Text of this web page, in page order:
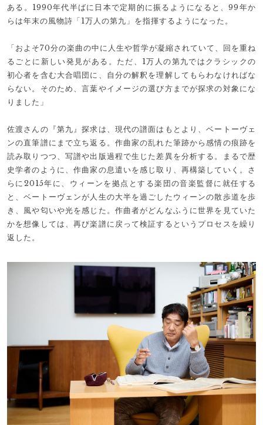
ある。1990年代半ばに日本で定期的に振るようになると、99年か
らは年末の風物詩「1万人の第九」を指揮するようになった。
「およそ70分の楽曲の中に人生や哲学が凝縮されていて、回を重ね
るごとに新しい発見がある。ただ、1万人の第九ではクラシックの
初心者を含む大合唱団に、自分の解釈を理解してもらわなければな
らない。そのため、言葉やイメージの選び方までが探求の対象にな
りました」
佐渡さんの『第九』探求は、現代の譜面はもとより、ベートーヴェ
ンの直筆譜にまで立ち返る。作曲家の乱れた筆跡から感情の痕跡を
読み取りつつ、写譜や出版過程で生じた差異を分析する。まるで歴
史学者のように、作曲家の息遣いを感じ取り、再構築していく。さ
らに2015年に、ウィーンを拠点とする楽団の音楽監督に就任する
と、ベートーヴェンが人生の大半を過ごしたウィーンの散歩道を歩
き、風や匂いや光を感じた。作曲者がどんなふうに世界を見ていた
かを想像しては、再び楽譜に戻って検証するというプロセスを繰り
返した。